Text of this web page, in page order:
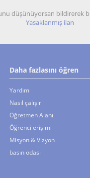
düşünüyorsan bildirerek
Yasaklanmış ilan
Daha fazlasını öğren
Yardım
Nasıl çalışır
Öğretmen Alanı
Öğrenci erişimi
Misyon & Vizyon
basın odası